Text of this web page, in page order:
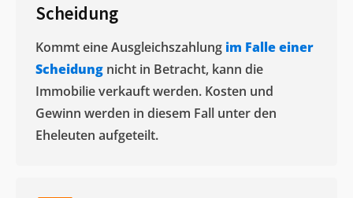
Scheidung
Kommt eine Ausgleichszahlung im Falle einer
Scheidung nicht in Betracht, kann die
Immobilie verkauft werden. Kosten und
Gewinn werden in diesem Fall unter den
Eheleuten aufgeteilt.​